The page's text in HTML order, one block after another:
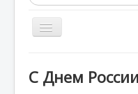
О КСП
С Днем